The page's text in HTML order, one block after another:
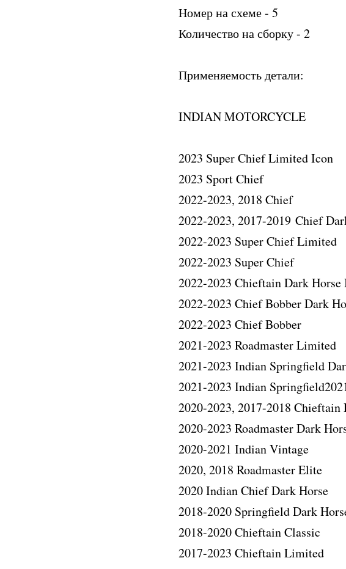
Номер на схеме - 5
Количество на сборку - 2
Применяемость детали:
INDIAN MOTORCYCLE
2023 Super Chief Limited Icon
2023 Sport Chief
2022-2023, 2018 Chief
2022-2023, 2017-2019 Chief
2022-2023 Super Chief Limited
2022-2023 Super Chief
2022-2023 Chieftain Dark Horse
2022-2023 Chief Bobber Dark
2022-2023 Chief Bobber
2021-2023 Roadmaster Limited
2021-2023 Indian Springfield
2021-2023 Indian
2020-2023, 2017-2018 Chieftain
2020-2023 Roadmaster Dark
2020-2021 Indian Vintage
2020, 2018 Roadmaster Elite
2020 Indian Chief Dark Horse
2018-2020 Springfield Dark
2018-2020 Chieftain Classic
2017-2023 Chieftain Limited